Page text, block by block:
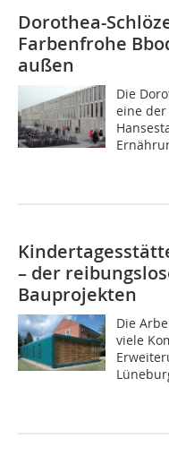
Dorothea-
Farbenfrohe
außen
Die
eine
– der
Bauprojekten
Die
viele